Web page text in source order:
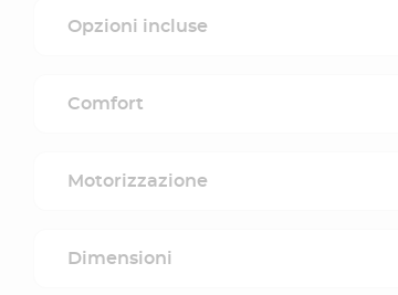
Opzioni incluse
Comfort
Motorizzazione
Dimensioni